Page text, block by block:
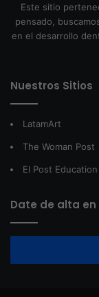
Este sitio
pensado,
en el desarrollo
Nuestros Sitios
LatamArt
The Woman Post
El Post Education
Date de alta